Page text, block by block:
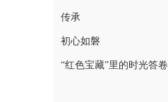
传承
初心如磐
“红色宝藏”里的时光答卷